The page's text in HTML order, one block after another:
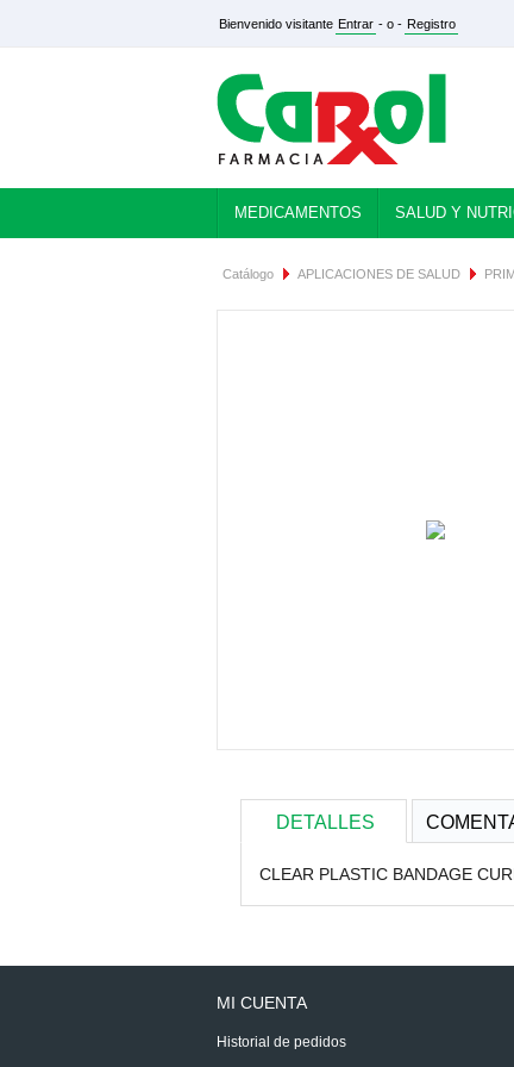
Bienvenido visitante Entrar - o - Registro
MEDICAMENTOS SALUD Y
Catálogo APLICACIONES DE SALUD
DETALLES
CLEAR PLASTIC BANDAGE
MI CUENTA
Historial de pedidos